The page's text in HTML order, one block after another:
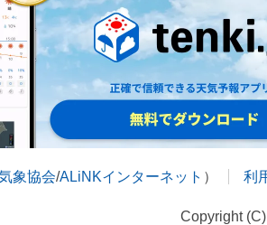
象協会/ALiNKインターネット ） 利
Copyright